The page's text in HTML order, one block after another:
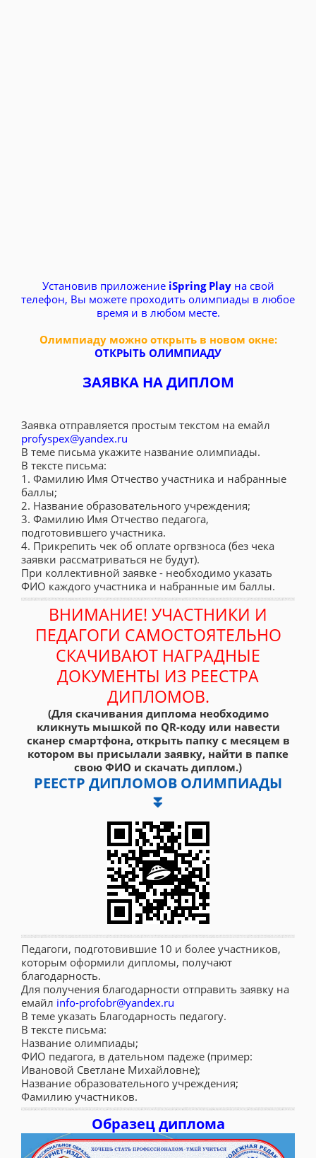
Установив приложение iSpring Playна свой
телефон, Вы можете проходить олимпиады в любое
время и в любом месте.
Олимпиаду можно открыть в новом окне:
ОТКРЫТЬ ОЛИМПИАДУ
ЗАЯВКА НА ДИПЛОМ
Заявка отправляется простым текстом на емайл
profyspex@yandex.ru
В теме письма укажите название олимпиады.
В тексте письма:
1. Фамилию Имя Отчество участника и набранные
баллы;
2. Название образовательного учреждения;
3. Фамилию Имя Отчество педагога,
подготовившего участника.
4. Прикрепить чек об оплате оргвзноса (без чека
заявки рассматриваться не будут).
При коллективной заявке - необходимо указать
ФИО каждого участника и набранные им баллы.
ВНИМАНИЕ! УЧАСТНИКИ И
ПЕДАГОГИ САМОСТОЯТЕЛЬНО
СКАЧИВАЮТ НАГРАДНЫЕ
ДОКУМЕНТЫ ИЗ РЕЕСТРА
ДИПЛОМОВ.
(Для скачивания диплома необходимо
кликнуть мышкой по QR-коду или навести
сканер смартфона, открыть папку с месяцем в
котором вы присылали заявку, найти в папке
свою ФИО и скачать диплом.)
РЕЕСТР ДИПЛОМОВ ОЛИМПИАДЫ
⏬
Педагоги, подготовившие 10 и более участников,
которым оформили дипломы, получают
благодарность.
Для получения благодарности отправить заявку на
емайл info-profobr@yandex.ru
В теме указать Благодарность педагогу.
В тексте письма:
Название олимпиады;
ФИО педагога, в дательном падеже (пример:
Ивановой Светлане Михайловне);
Название образовательного учреждения;
Фамилию участников.
Образец диплома